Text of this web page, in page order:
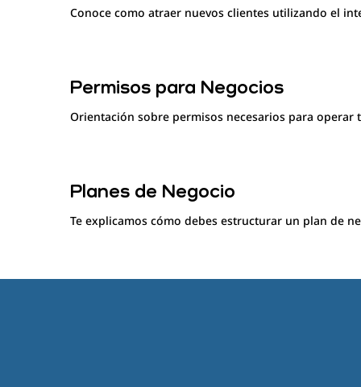
Conoce como atraer nuevos clientes utilizando el
Permisos para Negocios
Orientación sobre permisos necesarios para operar
Planes de Negocio
Te explicamos cómo debes estructurar un plan de